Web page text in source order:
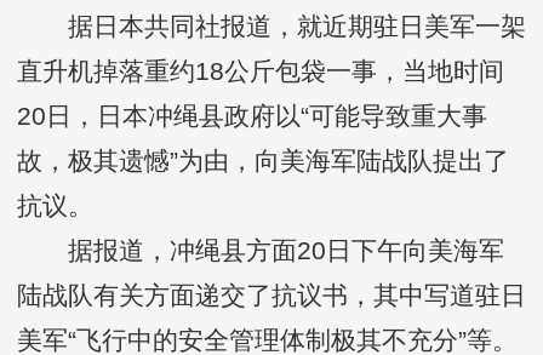
据日本共同社报道，就近期驻日美军一架
直升机掉落重约18公斤包袋一事，当地时间
20日，日本冲绳县政府以“可能导致重大事
故，极其遗憾”为由，向美海军陆战队提出了
抗议。
据报道，冲绳县方面20日下午向美海军
陆战队有关方面递交了抗议书，其中写道驻日
美军“飞行中的安全管理体制极其不充分”等。